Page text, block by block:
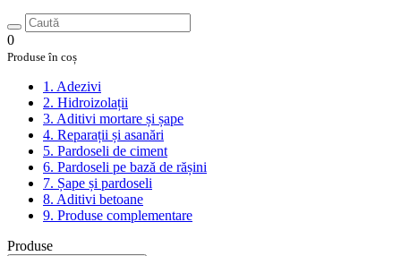
0
Produse în coș
1. Adezivi
2. Hidroizolații
3. Aditivi mortare și șape
4. Reparații și asanări
5. Pardoseli de ciment
6. Pardoseli pe bază de rășini
7. Șape și pardoseli
8. Aditivi betoane
9. Produse complementare
Produse